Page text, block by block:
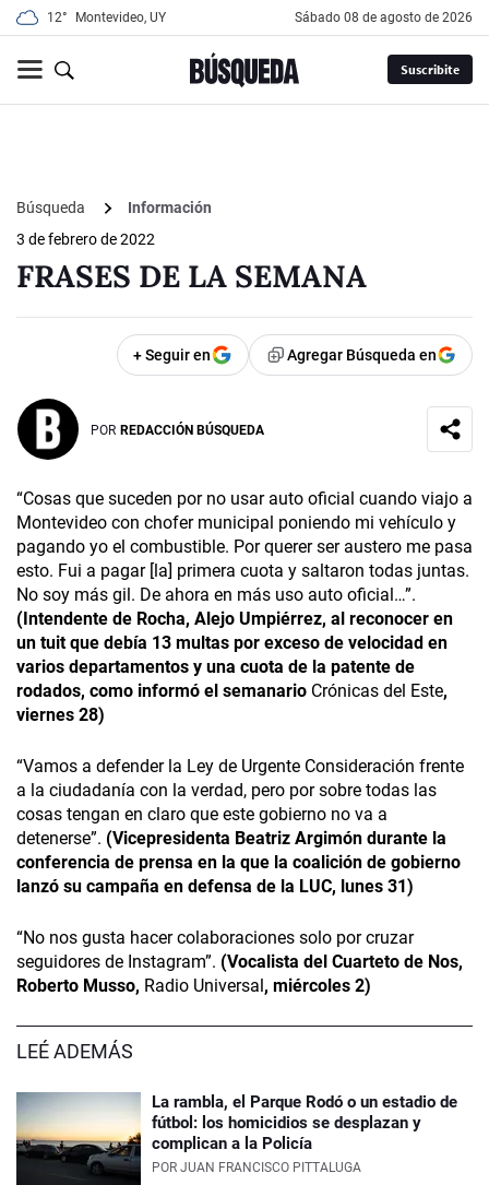
12° Montevideo, UY sábado 08 de agosto de 2026
Suscribite
Búsqueda
Información
3 de febrero de 2022
FRASES DE LA SEMANA
+ Seguir en Agregar Búsqueda en
POR REDACCIÓN BÚSQUEDA
“Cosas que suceden por no usar auto oficial cuando viajo a
Montevideo con chofer municipal poniendo mi vehículo y
pagando yo el combustible. Por querer ser austero me pasa
esto. Fui a pagar [la] primera cuota y saltaron todas juntas.
No soy más gil. De ahora en más uso auto oficial…”.
(Intendente de Rocha, Alejo Umpiérrez, al reconocer en
un tuit que debía 13 multas por exceso de velocidad en
varios departamentos y una cuota de la patente de
rodados, como informó el semanario Crónicas del Este,
viernes 28)
“Vamos a defender la Ley de Urgente Consideración frente
a la ciudadanía con la verdad, pero por sobre todas las
cosas tengan en claro que este gobierno no va a
detenerse”. (Vicepresidenta Beatriz Argimón durante la
conferencia de prensa en la que la coalición de gobierno
lanzó su campaña en defensa de la LUC, lunes 31)
“No nos gusta hacer colaboraciones solo por cruzar
seguidores de Instagram”. (Vocalista del Cuarteto de Nos,
Roberto Musso, Radio Universal, miércoles 2)
LEÉ ADEMÁS
La rambla, el Parque Rodó o un estadio de
fútbol: los homicidios se desplazan y
complican a la Policía
POR JUAN FRANCISCO PITTALUGA